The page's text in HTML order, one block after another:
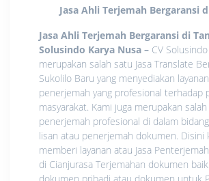
Jasa Ahli Terjemah Bergaransi
Jasa Ahli Terjemah Bergaransi di
Solusindo Karya Nusa – CV
merupakan salah satu Jasa Translate
Sukolilo Baru yang menyediakan
penerjemah yang profesional terhadap
masyarakat. Kami juga merupakan
penerjemah profesional di dalam
lisan atau penerjemah dokumen. Disini
memberi layanan atau Jasa
di Cianjurasa Terjemahan dokumen